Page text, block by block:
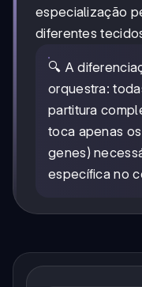
especialização
diferentes
🔍 A
orquestra:
partitura
toca apenas
genes)
específica no